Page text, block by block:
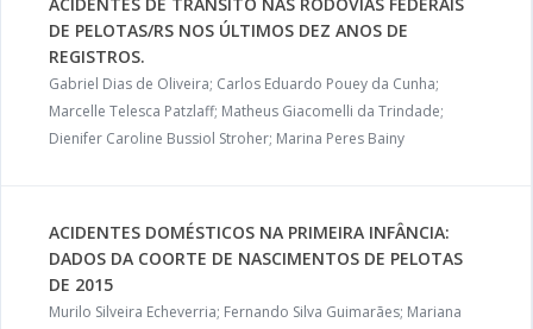
DE PELOTAS/RS NOS ÚLTIMOS DEZ ANOS DE
REGISTROS.
Gabriel Dias de Oliveira; Carlos Eduardo Pouey da Cunha;
Marcelle Telesca Patzlaff; Matheus Giacomelli da Trindade;
Dienifer Caroline Bussiol Stroher; Marina Peres Bainy
ACIDENTES DOMÉSTICOS NA PRIMEIRA INFÂNCIA:
DADOS DA COORTE DE NASCIMENTOS DE PELOTAS
DE 2015
Murilo Silveira Echeverria; Fernando Silva Guimarães; Mariana